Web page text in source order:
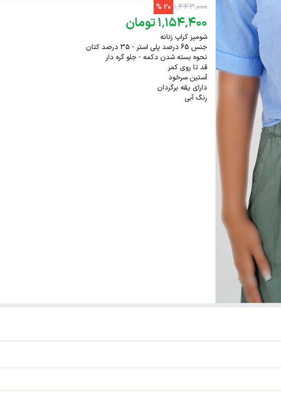
۱٬۴۴۳٬۰۰۰ 20
%
۱٬۱۵۴٬۴۰۰ تومان
شومیز کراپ زنانه
جنس 65 درصد پلی استر - 35 درصد کتان
نحوه بسته شدن دکمه - جلو گره دار
قد تا روی کمر
آستین سرخود
دارای یقه برگردان
رنگ آبی